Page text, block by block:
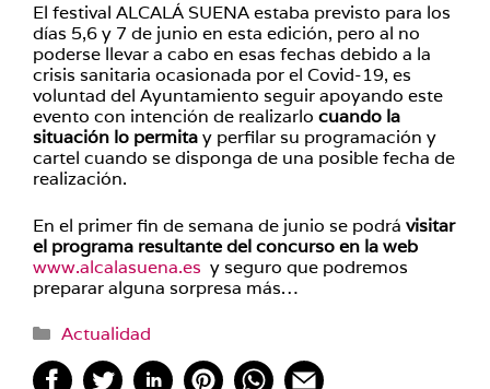
El festival ALCALÁ SUENA estaba previsto para los
días 5,6 y 7 de junio en esta edición, pero al no
poderse llevar a cabo en esas fechas debido a la
crisis sanitaria ocasionada por el Covid-19, es
voluntad del Ayuntamiento seguir apoyando este
evento con intención de realizarlo cuando la
situación lo permitay perfilar su programación y
cartel cuando se disponga de una posible fecha de
realización.
En el primer fin de semana de junio se podrá visitar
el programa resultante del concurso en la web
www.alcalasuena.es y seguro que podremos
preparar alguna sorpresa más…
Categorías
Actualidad